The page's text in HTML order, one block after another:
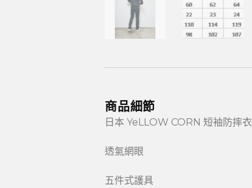
商品細節
日本 YeLLOW CORN 短袖防摔衣
透氣網眼
五件式護具